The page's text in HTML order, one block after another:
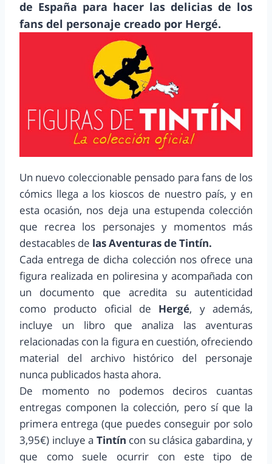
de España para hacer las delicias de los
fans del personaje creado por Hergé.
Un nuevo coleccionable pensado para fans de los
cómics llega a los kioscos de nuestro país, y en
esta ocasión, nos deja una estupenda colección
que recrea los personajes y momentos más
destacables de las Aventuras de Tintín.
Cada entrega de dicha colección nos ofrece una
figura realizada en poliresina y acompañada con
un documento que acredita su autenticidad
como producto oficial de Hergé, y además,
incluye un libro que analiza las aventuras
relacionadas con la figura en cuestión, ofreciendo
material del archivo histórico del personaje
nunca publicados hasta ahora.
De momento no podemos deciros cuantas
entregas componen la colección, pero sí que la
primera entrega (que puedes conseguir por solo
3,95€) incluye a Tintín con su clásica gabardina, y
que como suele ocurrir con este tipo de